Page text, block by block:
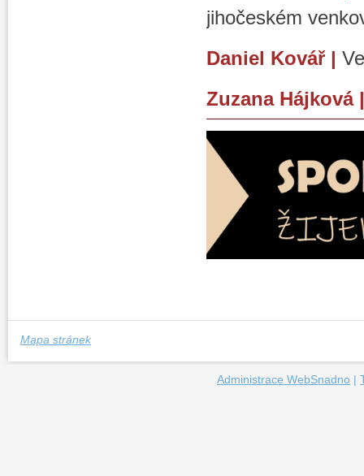
jihočeském
Daniel Kovář |
Zuzana Hájková |
Mapa stránek
Administrace WebSnadno |